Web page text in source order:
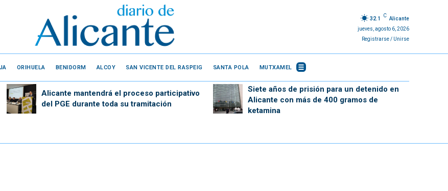
32.1
C
Alicante
jueves, agosto 6, 2026
Registrarse / Unirse
ORIHUELA BENIDORM ALCOY SAN VICENTE DEL RASPEIG SANTA POLA MUTXAMEL
Alicante mantendrá el proceso participativo
del PGE durante toda su tramitación
Siete años de prisión para un detenido en
Alicante con más de 400 gramos de
ketamina